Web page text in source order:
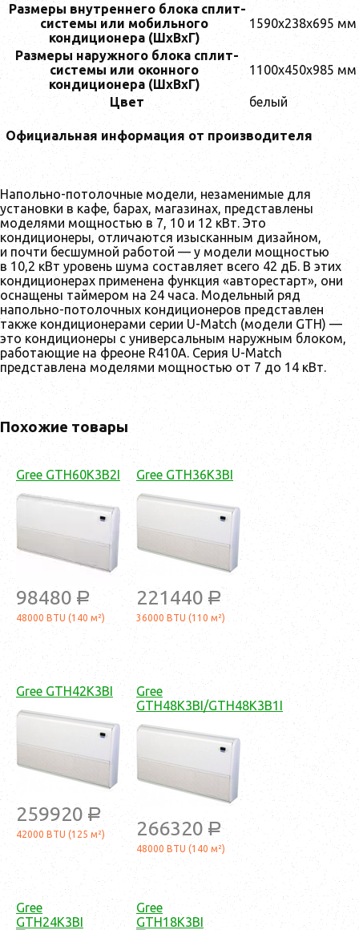
Размеры внутреннего блока сплит-
системы или мобильного
кондиционера (ШxВxГ)
1590x238x695 мм
Размеры наружного блока сплит-
системы или оконного
кондиционера (ШxВxГ)
1100x450x985 мм
Цвет белый
Официальная информация от производителя
Напольно-потолочные модели, незаменимые для
установки в кафе, барах, магазинах, представлены
моделями мощностью в 7, 10 и 12 кВт. Это
кондиционеры, отличаются изысканным дизайном,
и почти бесшумной работой — у модели мощностью
в 10,2 кВт уровень шума составляет всего 42 дБ. В этих
кондиционерах применена функция «авторестарт», они
оснащены таймером на 24 часа. Модельный ряд
напольно-потолочных кондиционеров представлен
также кондиционерами серии U-Match (модели GTH) —
это кондиционеры с универсальным наружным блоком,
работающие на фреоне R410A. Серия U-Match
представлена моделями мощностью от 7 до 14 кВт.
Похожие товары
Gree GTH60K3B2I
98480 a
48000 BTU (140 м²)
Gree GTH36K3BI
221440 a
36000 BTU (110 м²)
Gree GTH42K3BI
259920 a
42000 BTU (125 м²)
Gree
GTH48K3BI/GTH48K3B1I
266320 a
48000 BTU (140 м²)
Gree
GTH24K3BI
Gree
GTH18K3BI